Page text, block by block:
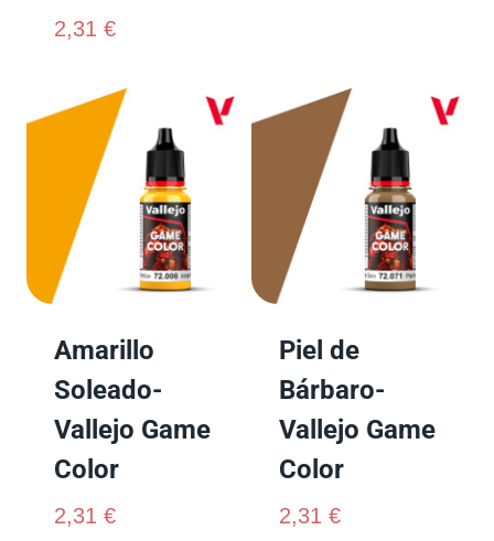
2,31 €
Amarillo
Soleado-
Vallejo Game
Color
2,31 €
Piel de
Bárbaro-
Vallejo Game
Color
2,31 €